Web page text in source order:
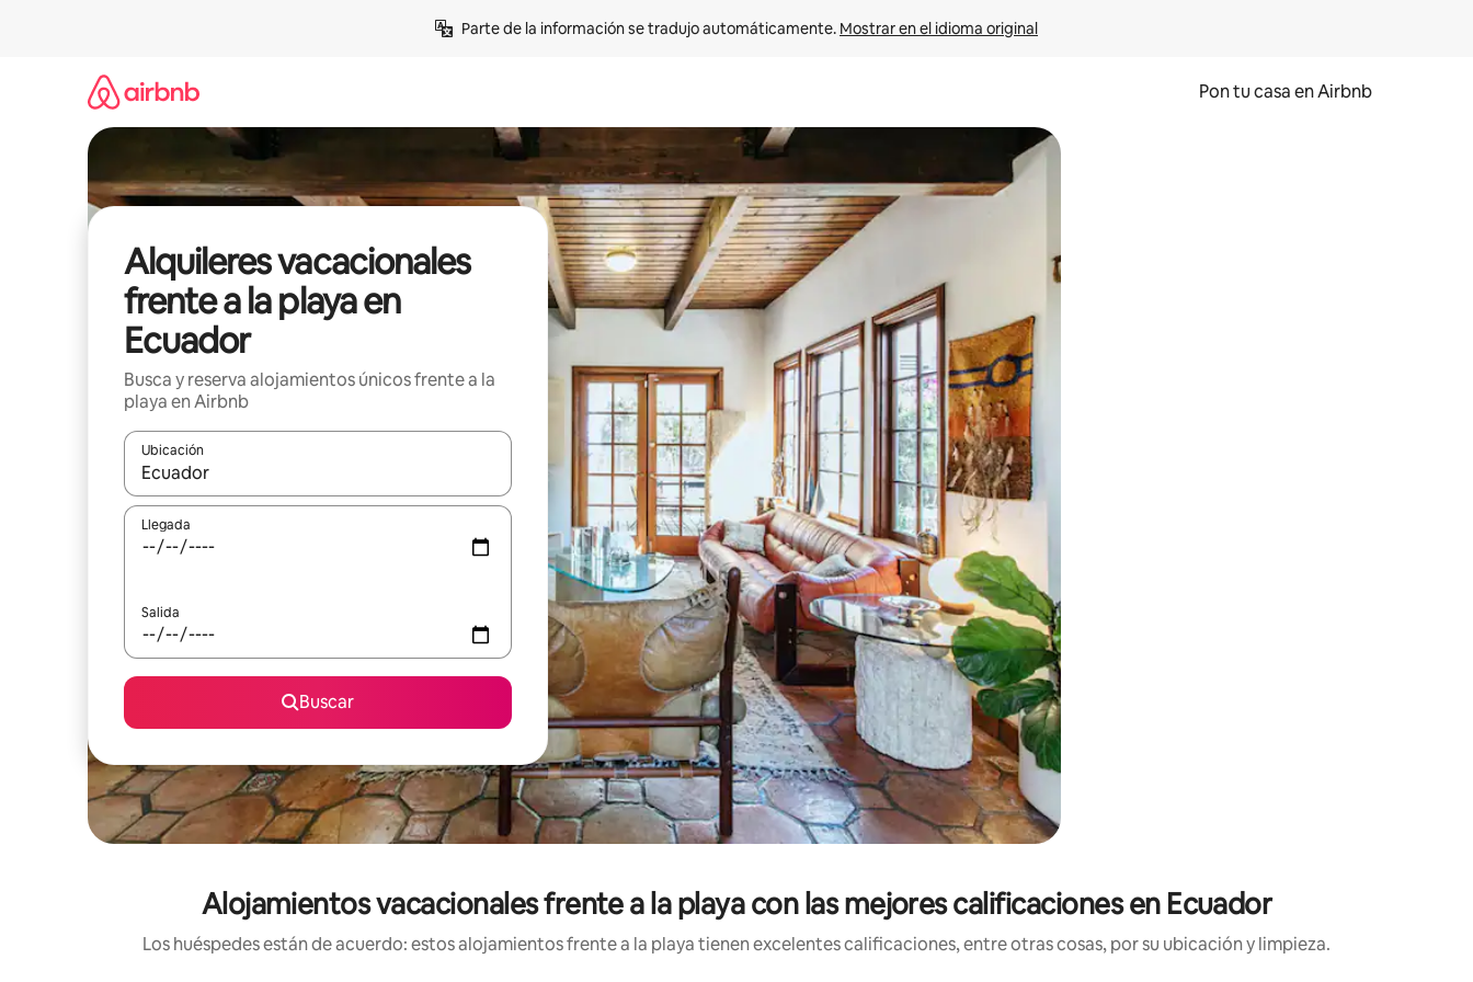
Parte de la información se tradujo automáticamente. Mostrar en el idioma original
Pon tu casa en Airbnb
Alquileres vacacionales
frente a la playa en
Ecuador
Busca y reserva alojamientos únicos frente a la
playa en Airbnb
Ubicación
Cuando los resultados estén disponibles, navega con las teclas de flecha hacia arriba y hacia abajo o explora con el tacto o desliza el dedo.
Llegada
Salida
Buscar
Alojamientos vacacionales frente a la playa con las mejores calificaciones en Ecuador
Los huéspedes están de acuerdo: estos alojamientos frente a la playa tienen excelentes calificaciones, entre otras cosas, por su ubicación y limpieza.